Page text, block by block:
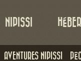
NIPISSI
AVENTURES NIPISSI